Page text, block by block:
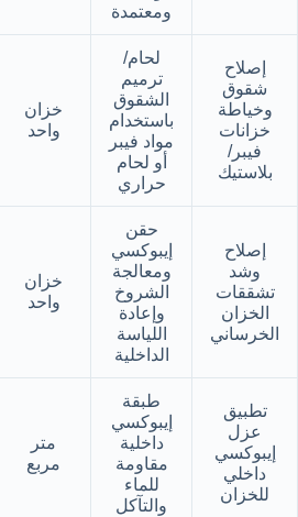
ومعتمدة
إصلاح
شقوق
وخياطة
خزانات
فيبر/
بلاستيك
لحام/
ترميم
الشقوق
باستخدام
مواد فيبر
أو لحام
حراري
خزان
واحد
إصلاح
وشد
تشققات
الخزان
الخرساني
حقن
إيبوكسي
ومعالجة
الشروخ
وإعادة
اللياسة
الداخلية
خزان
واحد
تطبيق
عزل
إيبوكسي
داخلي
للخزان
طبقة
إيبوكسي
داخلية
مقاومة
للماء
والتآكل
متر
مربع